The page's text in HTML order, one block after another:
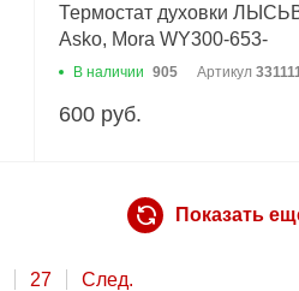
Термостат духовки
Asko, Mora WY300-653-
21/0.9m/16А/250V
В наличии 905 Артикул
600 руб.
Показать
27 След.